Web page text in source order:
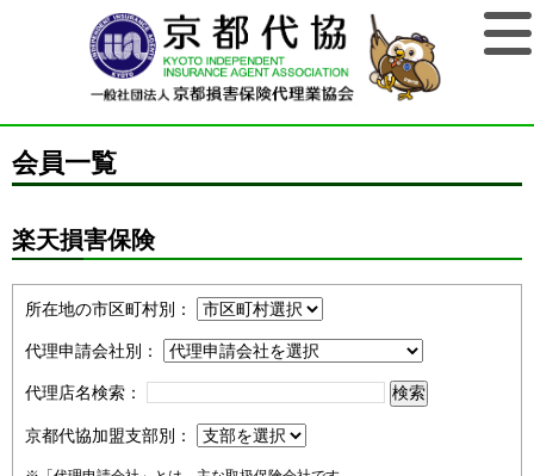
会員一覧
楽天損害保険
所在地の市区町村別：
代理申請会社別：
代理店名検索：
京都代協加盟支部別：